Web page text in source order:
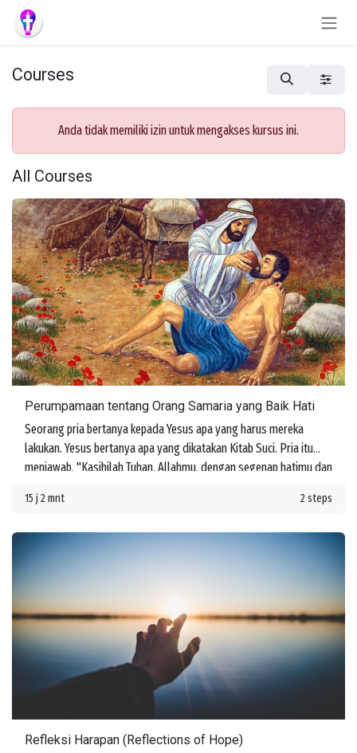
Skip to Content
Courses
Anda tidak memiliki izin untuk mengakses kursus ini.
All Courses
Perumpamaan tentang Orang Samaria yang Baik Hati
Seorang pria bertanya kepada Yesus apa yang harus mereka
lakukan. Yesus bertanya apa yang dikatakan Kitab Suci. Pria itu
menjawab, "Kasihilah Tuhan, Allahmu, dengan segenap hatimu dan
dengan segenap akal budimu, dan kasihilah sesamamu manusia
melakukan ini, mereka akan memperoleh hidup. Namun kemudian
seseorang bertanya, "Siapakah sesamaku manusia?"
15 j 2 mnt 2 steps
Refleksi Harapan (Reflections of Hope)